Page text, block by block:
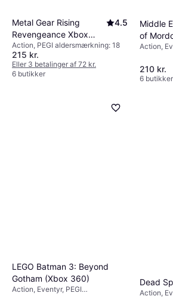
Metal Gear Rising
Revengeance Xbox
360
4.5
Action, PEGI aldersmærkning: 18
215 kr.
Eller 3 betalinger af 72 kr.
6 butikker
Middle
of
Action,
210 kr.
6 butikker
LEGO Batman 3: Beyond
Gotham (Xbox 360)
Action, Eventyr, PEGI
Dead
Action,